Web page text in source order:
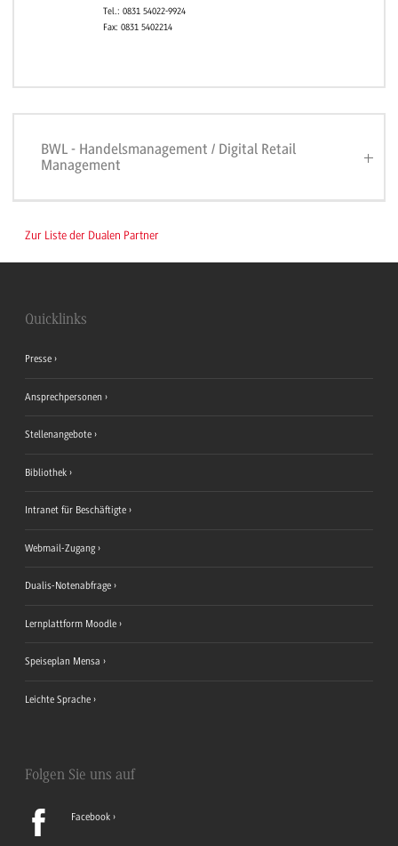
Tel.: 0831 54022-9924
Fax: 0831 5402214
BWL - Handelsmanagement / Digital Retail
Management
Zur Liste der Dualen Partner
Quicklinks
Presse
Ansprechpersonen
Stellenangebote
Bibliothek
Intranet für Beschäftigte
Webmail-Zugang
Dualis-Notenabfrage
Lernplattform Moodle
Speiseplan Mensa
Leichte Sprache
Folgen Sie uns auf
Facebook